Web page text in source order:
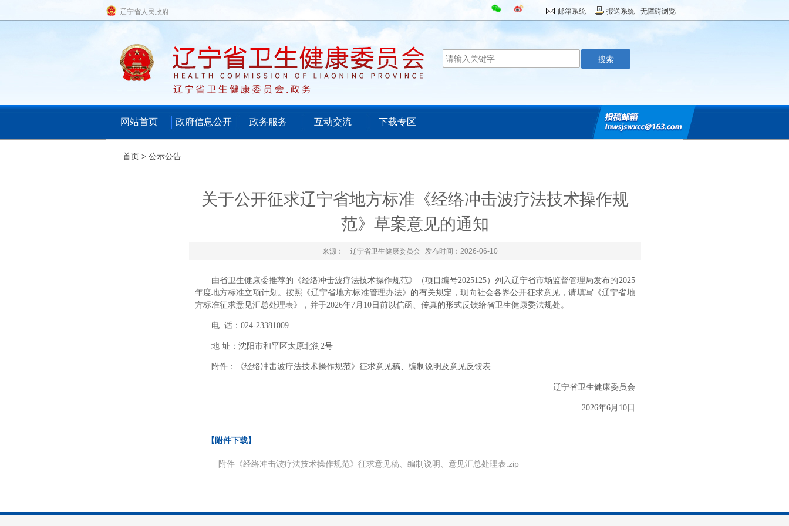
辽宁省人民政府 邮箱系统 报送系统 无障碍浏览
网站首页 政府信息公开 政务服务 互动交流 下载专区
首页> 公示公告
关于公开征求辽宁省地方标准《经络冲击波疗法技术操作规
范》草案意见的通知
来源： 辽宁省卫生健康委员会 发布时间：2026-06-10
由省卫生健康委推荐的《经络冲击波疗法技术操作规范》（项目编号2025125）列入辽宁省市场监督管理局发布的2025
年度地方标准立项计划。按照《辽宁省地方标准管理办法》的有关规定，现向社会各界公开征求意见，请填写《辽宁省地
方标准征求意见汇总处理表》，并于2026年7月 10日前以信函、传真的形式反馈给省卫生健康委法规处。
电 话：024-23381009
地 址：沈阳市和平区太原北街2号
附件：《经络冲击波疗法技术操作规范》征求意见稿、 编制说明 及意见反馈表
辽宁省卫生健康委员会
2026年6月 10日
【附件下载】
附件《经络冲击波疗法技术操作规范》征求意见稿、编制说明、意见汇总处理表.zip